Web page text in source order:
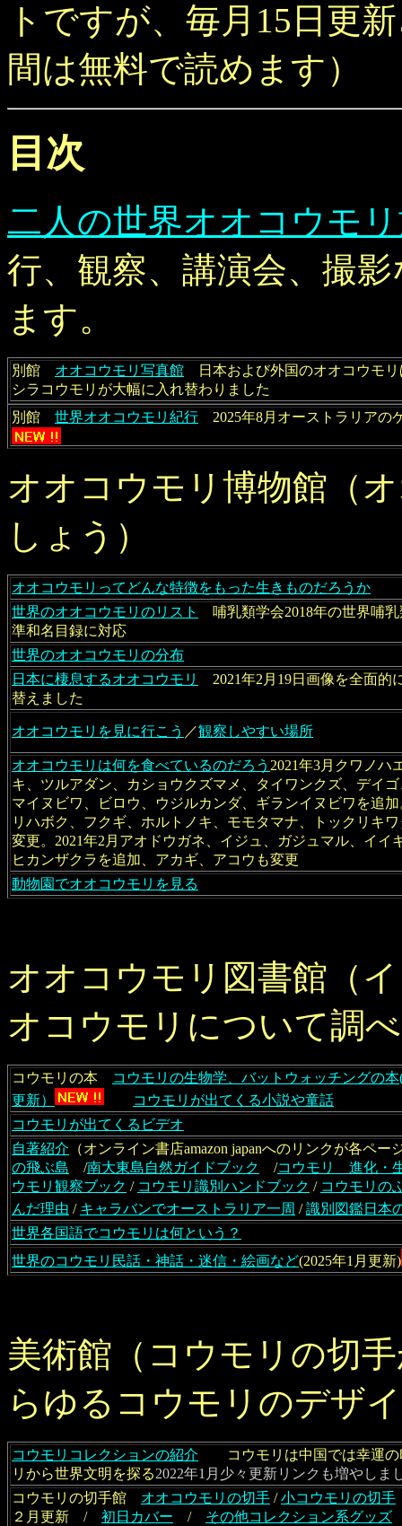
トですが、毎月15日更
間は無料で読めます）
目次
二人の世界オオコウモ
行、観察、講演会、撮
ます。
別館 オオコウモリ写真館 日本および外国のオオコウモリ
シラコウモリが大幅に入れ替わりました
別館 世界オオコウモリ紀行 2025年8月オーストラリアの
オオコウモリ博物館（
しょう）
オオコウモリってどんな特徴をもった生きものだろうか
世界のオオコウモリのリスト
哺乳類学会2018年の世界哺乳
準和名目録に対応
世界のオオコウモリの分布
日本に棲息するオオコウモリ
2021年2月19日画像を全面的
替えました
オオコウモリを見に行こう ／観察しやすい場所
オオコウモリは何を食べているのだろう 2021年3月クワノハ
キ、ツルアダン、カショウクズマメ、タイワンクズ、デイ
マイヌビワ、ビロウ、ウジルカンダ、ギランイヌビワを追
リハボク、フクギ、ホルトノキ、モモタマナ、トックリキ
変更。2021年2月アオドウガネ、イジュ、ガジュマル、イイ
ヒカンザクラを追加、アカギ、アコウも変更
動物園でオオコウモリを見る
オオコウモリ図書館（
オコウモリについて調
コウモリの本
コウモリの生物学、バットウォッチングの本
更新）
コウモリが出てくる小説や童話
コウモリが出てくるビデオ
自著紹介 （オンライン書店amazon japanへのリンクが各
の飛ぶ島 /南大東島自然ガイドブック /コウモリ 進化・
ウモリ観察ブック / コウモリ識別ハンドブック / コウモリの
んだ理由 / キャラバンでオーストラリア一周 /識別図鑑日本
世界各国語でコウモリは何という？
世界のコウモリ民話・神話・迷信・絵画など(2025年1月更新)
美術館（コウモリの切
らゆるコウモリのデザ
コウモリコレクションの紹介 コウモリは中国では幸運の
リから世界文明を探る2022年1月少々更新リンクも増やしま
コウモリの切手館 オオコウモリの切手 /小コウモリの切手
２月更新 / 初日カバー / その他コレクション系グッズ